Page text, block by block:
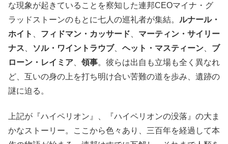
な現象が起きていることを察知した連邦CEOマイナ・グ
ラッドストーンのもとに七人の巡礼者が集結。 ルナール・
ホイト
フィドマン・カッサード
マーティン・サイリー
ナス
ソル・ワイントラウブ、 ヘット・マスティーン
ブ
ローン・レイミア
領事。彼らは出自も立場も全く異なれ
ど、互いの身の上を打ち明け合い苦難の道を歩み、遺跡の
謎に迫る。
上記が『ハイペリオン』、『ハイペリオンの没落』の大ま
かなストーリー。ここから色々あり、三百年を経過して本